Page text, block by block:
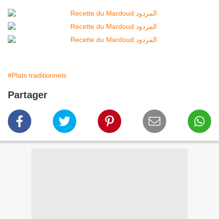
#Plats traditionnels
Partager